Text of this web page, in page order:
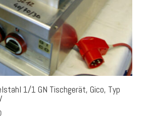
1/1 GN Tischgerät, Gico, Typ
Aktueller